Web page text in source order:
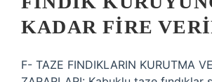
KADAR FIRE
F- TAZE FINDIKLARIN KURUTMA